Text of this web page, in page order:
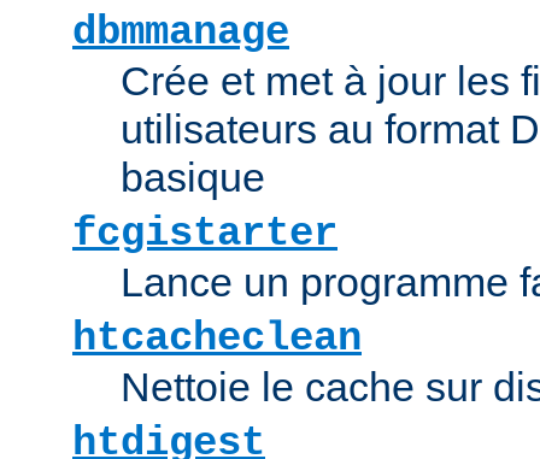
dbmmanage
Crée et met à jour les
utilisateurs au format
basique
fcgistarter
Lance un programme
htcacheclean
Nettoie le cache sur
htdigest